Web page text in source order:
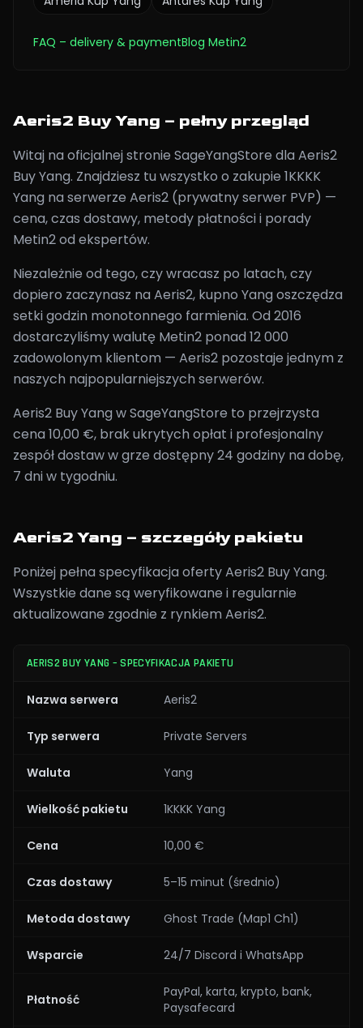
FAQ – delivery & paymentBlog Metin2
Aeris2 Buy Yang – pełny przegląd
Witaj na oficjalnej stronie SageYangStore dla Aeris2
Buy Yang. Znajdziesz tu wszystko o zakupie 1KKKK
Yang na serwerze Aeris2 (prywatny serwer PVP) —
cena, czas dostawy, metody płatności i porady
Metin2 od ekspertów.
Niezależnie od tego, czy wracasz po latach, czy
dopiero zaczynasz na Aeris2, kupno Yang oszczędza
setki godzin monotonnego farmienia. Od 2016
dostarczyliśmy walutę Metin2 ponad 12 000
zadowolonym klientom — Aeris2 pozostaje jednym z
naszych najpopularniejszych serwerów.
Aeris2 Buy Yang w SageYangStore to przejrzysta
cena 10,00 €, brak ukrytych opłat i profesjonalny
zespół dostaw w grze dostępny 24 godziny na dobę,
7 dni w tygodniu.
Aeris2 Yang – szczegóły pakietu
Poniżej pełna specyfikacja oferty Aeris2 Buy Yang.
Wszystkie dane są weryfikowane i regularnie
aktualizowane zgodnie z rynkiem Aeris2.
AERIS2 BUY YANG – SPECYFIKACJA PAKIETU
Nazwa serwera Aeris2
Typ serwera Private Servers
Waluta Yang
Wielkość pakietu 1KKKK Yang
Cena 10,00 €
Czas dostawy 5–15 minut (średnio)
Metoda dostawy Ghost Trade (Map1 Ch1)
Wsparcie 24/7 Discord i WhatsApp
Płatność
PayPal, karta, krypto, bank,
Paysafecard